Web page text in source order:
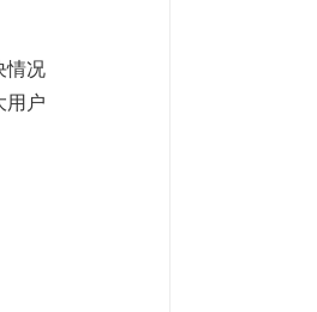
情况
用户